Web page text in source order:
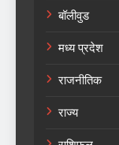
बॉलीवुड
मध्य प्रदेश
राजनीतिक
राज्य